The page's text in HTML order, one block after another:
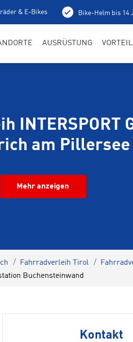
& E-Bikes Bike-Helm bis 14
E-Bikes
AUSRÜSTUNG
INTERSPORT
am Pillersee
Mehr anzeigen
Fahrradverleih Tirol
Buchensteinwand
Kontakt